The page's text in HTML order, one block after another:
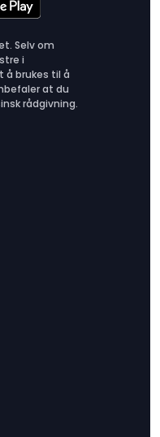
Selv om
i
å brukes til å
at du
rådgivning.